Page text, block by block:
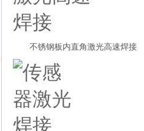
不锈钢板内直角激光高速焊接